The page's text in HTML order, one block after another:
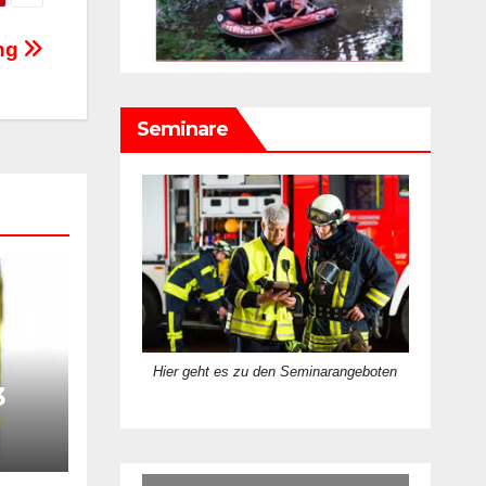
Seminare
Hier geht es zu den Seminarangeboten